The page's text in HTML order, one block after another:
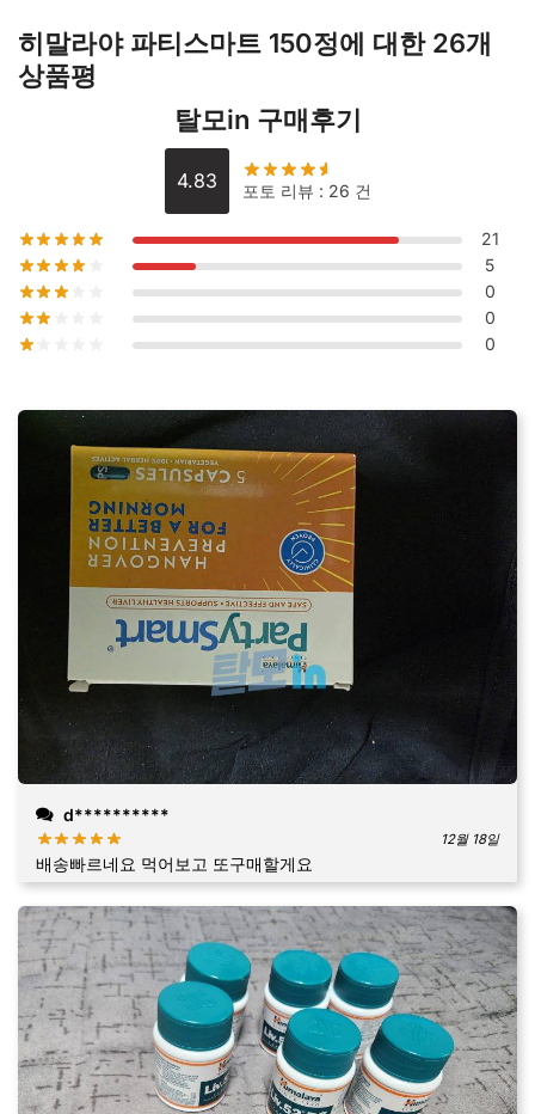
트
150
히말라야 파티스마트 150정에 대한 26개
상품평
탈모in 구매후기
4.83 포토 리뷰 : 26 건
21
5
0
0
0
d**********
12월 18일
배송빠르네요 먹어보고 또구매할게요